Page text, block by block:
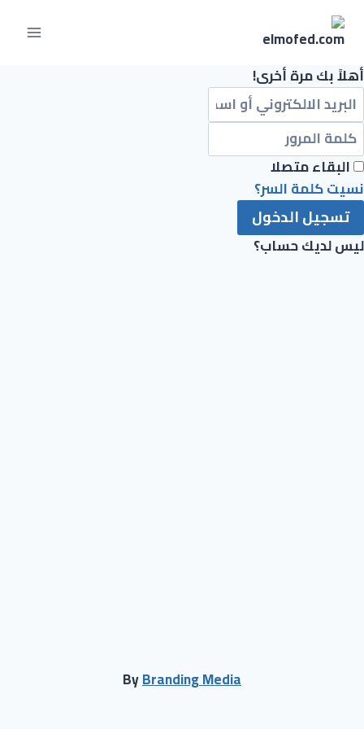
أهلاً بك مرة أخرى!
البقاء متصلا
نسيت كلمة السر؟
تسجيل الدخول
ليس لديك حساب؟
ByBranding Media